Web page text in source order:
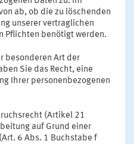
ab, ob die zu löschenden
unserer vertraglichen
Pflichten benötigt werden.
besonderen Art der
Sie das Recht, eine
Ihrer personenbezogenen
(Artikel 21
auf Grund einer
6 Abs. 1 Buchstabe f